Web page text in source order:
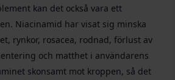
kan det också vara ett
Niacinamid har visat sig minska
rynkor, rosacea, rodnad, förlust av
och matthet i användarens
skonsamt mot kroppen, så det